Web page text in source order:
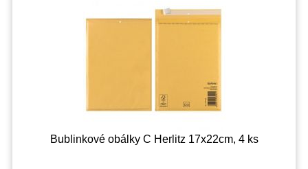
Bublinkové obálky C Herlitz 17x22cm, 4 ks